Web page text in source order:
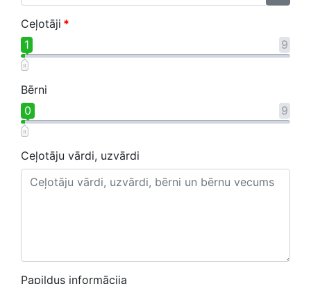
Ceļotāji *
9
1
Bērni
9
0
Ceļotāju vārdi, uzvārdi
Papildus informācija